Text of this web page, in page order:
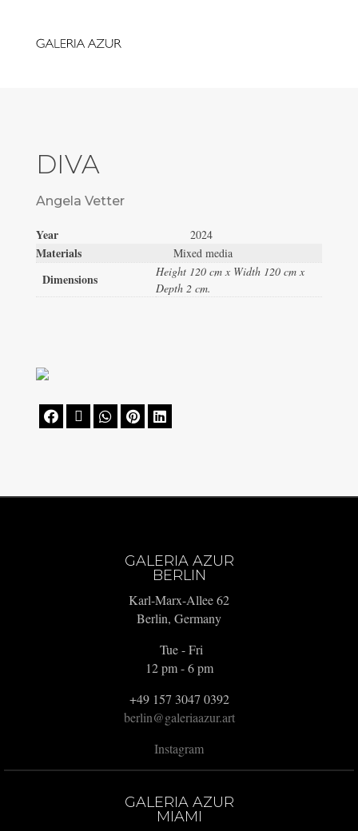
DIVA
Angela Vetter
Year 2024
Materials Mixed media
Dimensions
Height 120 cm x Width 120 cm x
Depth 2 cm.
    
GALERIA AZUR
BERLIN
Karl-Marx-Allee 62
Berlin, Germany
Tue - Fri
12 pm - 6 pm
+49 157 3047 0392
berlin@galeriaazur.art
Instagram
GALERIA AZUR
MIAMI